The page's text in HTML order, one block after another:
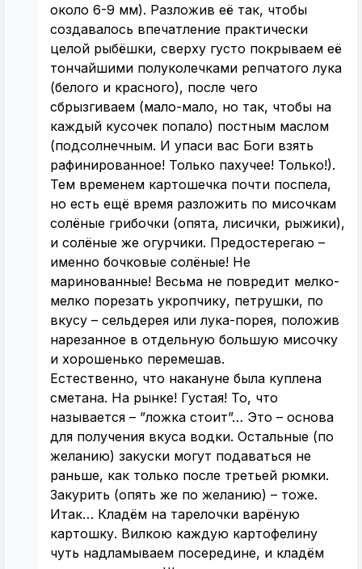
около 6-9 мм). Разложив её так, чтобы
создавалось впечатление практически
целой рыбёшки, сверху густо покрываем её
тончайшими полуколечками репчатого лука
(белого и красного), после чего
сбрызгиваем (мало-мало, но так, чтобы на
каждый кусочек попало) постным маслом
(подсолнечным. И упаси вас Боги взять
рафинированное! Только пахучее! Только!).
Тем временем картошечка почти поспела,
но есть ещё время разложить по мисочкам
солёные грибочки (опята, лисички, рыжики),
и солёные же огурчики. Предостерегаю –
именно бочковые солёные! Не
маринованные! Весьма не повредит мелко-
мелко порезать укропчику, петрушки, по
вкусу – сельдерея или лука-порея, положив
нарезанное в отдельную большую мисочку
и хорошенько перемешав.
Естественно, что накануне была куплена
сметана. На рынке! Густая! То, что
называется – ”ложка стоит”… Это – основа
для получения вкуса водки. Остальные (по
желанию) закуски могут подаваться не
раньше, как только после третьей рюмки.
Закурить (опять же по желанию) – тоже.
Итак… Кладём на тарелочки варёную
картошку. Вилкою каждую картофелину
чуть надламываем посередине, и кладём